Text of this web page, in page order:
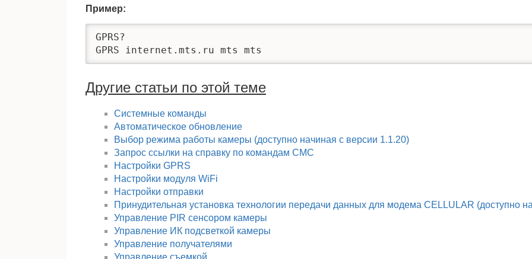
Пример:
GPRS?
GPRS internet.mts.ru mts mts
Другие статьи по этой теме
Cистемные команды
Автоматическое обновление
Выбор режима работы камеры (доступно начиная с версии 1.1.20)
Запрос сcылки на справку по командам СМС
Настройки GPRS
Настройки модуля WiFi
Настройки отправки
Принудительная установка технологии передачи данных для модема CELLULAR (доступно
Управление PIR сенсором камеры
Управление ИК подсветкой камеры
Управление получателями
Управление съемкой